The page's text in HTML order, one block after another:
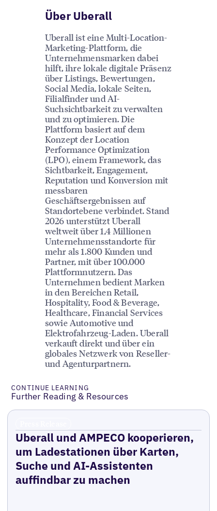
Über Uberall
Uberall ist eine Multi-Location-
Marketing-Plattform, die
Unternehmensmarken dabei
hilft, ihre lokale digitale Präsenz
über Listings, Bewertungen,
Social Media, lokale Seiten,
Filialfinder und AI-
Suchsichtbarkeit zu verwalten
und zu optimieren. Die
Plattform basiert auf dem
Konzept der Location
Performance Optimization
(LPO), einem Framework, das
Sichtbarkeit, Engagement,
Reputation und Konversion mit
messbaren
Geschäftsergebnissen auf
Standortebene verbindet. Stand
2026 unterstützt Uberall
weltweit über 1,4 Millionen
Unternehmensstandorte für
mehr als 1.800 Kunden und
Partner, mit über 100.000
Plattformnutzern. Das
Unternehmen bedient Marken
in den Bereichen Retail,
Hospitality, Food & Beverage,
Healthcare, Financial Services
sowie Automotive und
Elektrofahrzeug-Laden. Uberall
verkauft direkt und über ein
globales Netzwerk von Reseller-
und Agenturpartnern.
CONTINUE LEARNING
Further Reading & Resources
Uberall und AMPECO kooperieren,
um Ladestationen über Karten,
Suche und AI-Assistenten
auffindbar zu machen